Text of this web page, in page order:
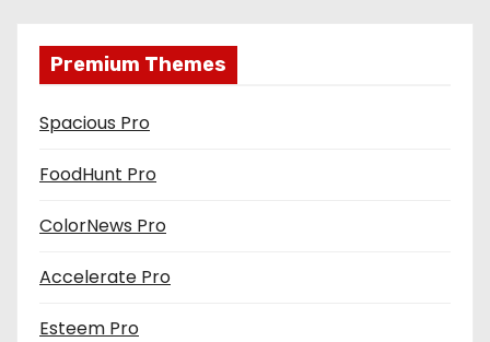
Premium Themes
Spacious Pro
FoodHunt Pro
ColorNews Pro
Accelerate Pro
Esteem Pro